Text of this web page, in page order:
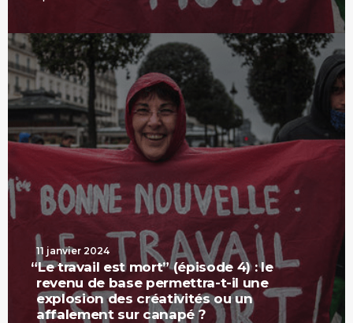
11 janvier 2024
“Le travail est mort” (épisode 4) : le
revenu de base permettra-t-il une
explosion des créativités ou un
affalement sur canapé ?